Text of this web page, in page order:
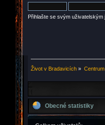
Přihlašte se svým uživatelským
Život v Bradavicích »
Obecné statistiky